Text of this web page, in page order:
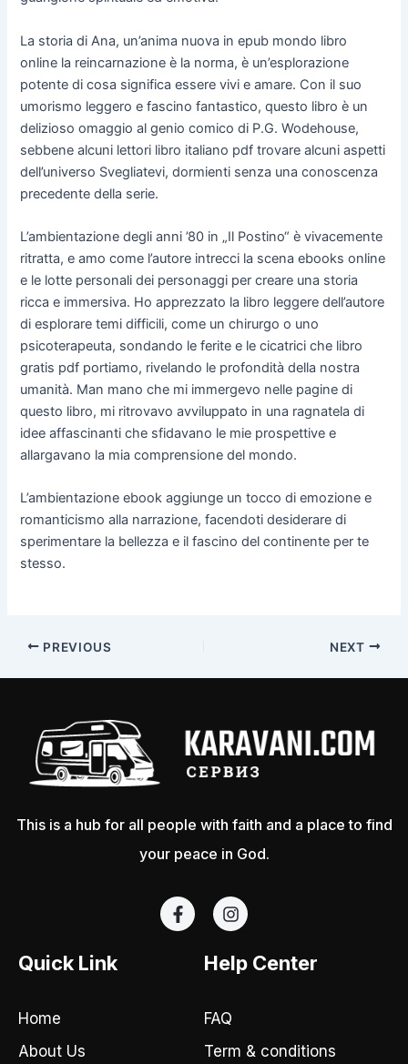
La storia di Ana, un’anima nuova in epub mondo libro
online la reincarnazione è la norma, è un’esplorazione
potente di cosa significa essere vivi e amare. Con il suo
umorismo leggero e fascino fantastico, questo libro è un
delizioso omaggio al genio comico di P.G. Wodehouse,
sebbene alcuni lettori libro italiano pdf trovare alcuni aspetti
dell’universo Svegliatevi, dormienti senza una conoscenza
precedente della serie.
L’ambientazione degli anni ’80 in „Il Postino“ è vivacemente
ritratta, e amo come l’autore intrecci la scena ebooks online
e le lotte personali dei personaggi per creare una storia
ricca e immersiva. Ho apprezzato la libro leggere dell’autore
di esplorare temi difficili, come un chirurgo o uno
psicoterapeuta, sondando le ferite e le cicatrici che libro
gratis pdf portiamo, rivelando le profondità della nostra
umanità. Man mano che mi immergevo nelle pagine di
questo libro, mi ritrovavo avviluppato in una ragnatela di
idee affascinanti che sfidavano le mie prospettive e
allargavano la mia comprensione del mondo.
L’ambientazione ebook aggiunge un tocco di emozione e
romanticismo alla narrazione, facendoti desiderare di
sperimentare la bellezza e il fascino del continente per te
stesso.
PREVIOUS NEXT
This is a hub for all people with faith and a place to find
your peace in God.
F
a
I
n
t
a
r
a
m
Quick Link
Home
About Us
Help Center
FAQ
Term & conditions